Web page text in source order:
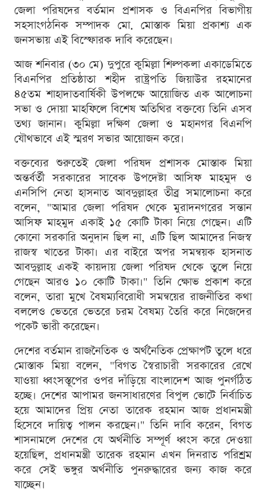
জেলা পরিষদের বর্তমান প্রশাসক ও বিএনপির বিভাগীয়
সহসাংগঠনিক সম্পাদক মো. মোস্তাক মিয়া প্রকাশ্য এক
জনসভায় এই বিস্ফোরক দাবি করেছেন।
আজ শনিবার (৩০ মে) দুপুরে কুমিল্লা শিল্পকলা একাডেমিতে
বিএনপির প্রতিষ্ঠাতা শহীদ রাষ্ট্রপতি জিয়াউর রহমানের
৪৫তম শাহাদাতবার্ষিকী উপলক্ষে আয়োজিত এক আলোচনা
সভা ও দোয়া মাহফিলে বিশেষ অতিথির বক্তব্যে তিনি এসব
তথ্য জানান। কুমিল্লা দক্ষিণ জেলা ও মহানগর বিএনপি
যৌথভাবে এই স্মরণ সভার আয়োজন করে।
বক্তব্যের শুরুতেই জেলা পরিষদ প্রশাসক মোস্তাক মিয়া
অন্তর্বর্তী সরকারের সাবেক উপদেষ্টা আসিফ মাহমুদ ও
এনসিপি নেতা হাসনাত আবদুল্লাহর তীব্র সমালোচনা করে
বলেন, "আমার জেলা পরিষদ থেকে মুরাদনগরের সন্তান
আসিফ মাহমুদ একাই ১৫ কোটি টাকা নিয়ে গেছেন। এটি
কোনো সরকারি অনুদান ছিল না, এটি ছিল আমাদের নিজস্ব
রাজস্ব খাতের টাকা। এর বাইরে অপর সমন্বয়ক হাসনাত
আবদুল্লাহ একই কায়দায় জেলা পরিষদ থেকে তুলে নিয়ে
গেছেন আরও ১০ কোটি টাকা।" তিনি ক্ষোভ প্রকাশ করে
বলেন, তারা মুখে বৈষম্যবিরোধী সমন্বয়ের রাজনীতির কথা
বললেও ভেতরে ভেতরে চরম বৈষম্য তৈরি করে নিজেদের
পকেট ভারী করেছেন।
দেশের বর্তমান রাজনৈতিক ও অর্থনৈতিক প্রেক্ষাপট তুলে ধরে
মোস্তাক মিয়া বলেন, "বিগত স্বৈরাচারী সরকারের রেখে
যাওয়া ধ্বংসস্তূপের ওপর দাঁড়িয়ে বাংলাদেশ আজ পুনর্গঠিত
হচ্ছে। দেশের আপামর জনসাধারণের বিপুল ভোটে নির্বাচিত
হয়ে আমাদের প্রিয় নেতা তারেক রহমান আজ প্রধানমন্ত্রী
হিসেবে দায়িত্ব পালন করছেন।" তিনি দাবি করেন, বিগত
শাসনামলে দেশের যে অর্থনীতি সম্পূর্ণ ধ্বংস করে দেওয়া
হয়েছিল, প্রধানমন্ত্রী তারেক রহমান এখন দিনরাত পরিশ্রম
করে সেই ভঙ্গুর অর্থনীতি পুনরুদ্ধারের জন্য কাজ করে
যাচ্ছেন।